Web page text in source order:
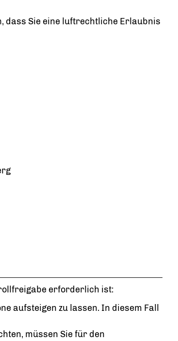
dass Sie eine luftrechtliche Erlaubnis
erforderlich ist:
aufsteigen zu lassen. In diesem Fall
müssen Sie für den